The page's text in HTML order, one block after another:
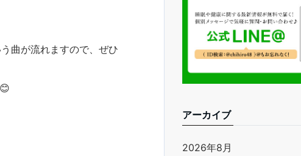
曲が流れますので、ぜひ
アーカイブ
2026年8月